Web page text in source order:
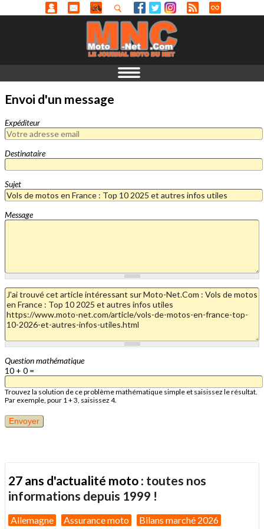
Envoi d'un message
Expéditeur
Destinataire
Sujet
Message
Question mathématique
10 + 0 =
Trouvez la solution de ce problème mathématique simple et saisissez le résultat.
Par exemple, pour 1 + 3, saisissez 4.
27 ans d'actualité moto : toutes nos
informations depuis 1999 !
Allemagne Assurance moto Bilans marché 2026